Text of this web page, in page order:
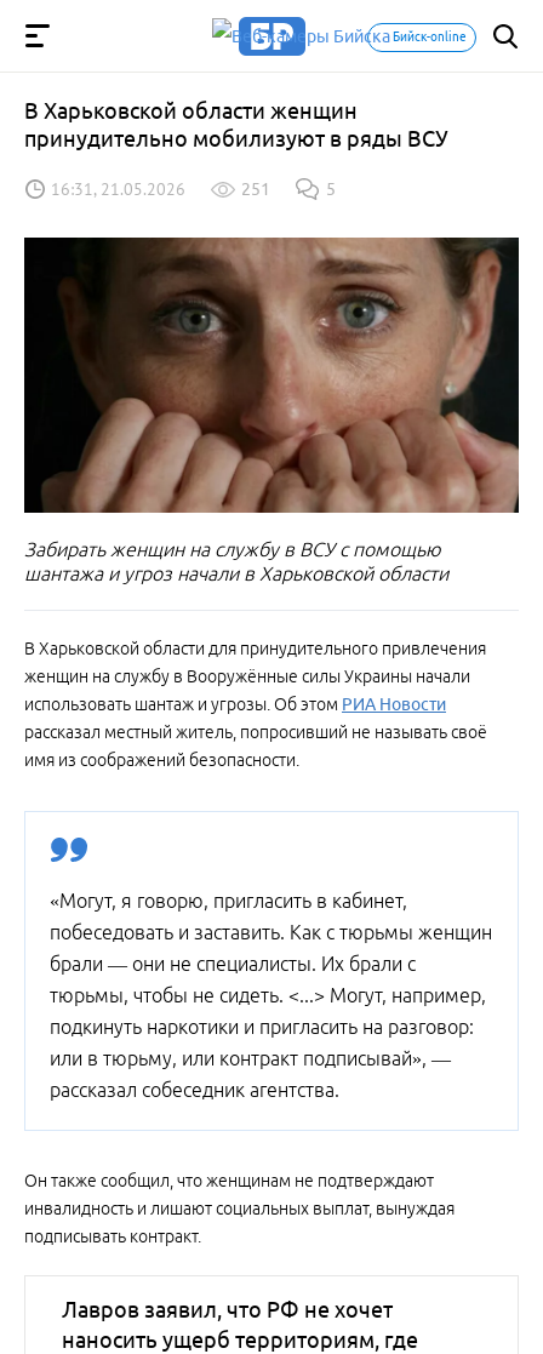
Бийск-online
В Харьковской области женщин
принудительно мобилизуют в ряды ВСУ
16:31, 21.05.2026 251 5
Забирать женщин на службу в ВСУ с помощью
шантажа и угроз начали в Харьковской области
В Харьковской области для принудительного привлечения
женщин на службу в Вооружённые силы Украины начали
использовать шантаж и угрозы. Об этом РИА Новости
рассказал местный житель, попросивший не называть своё
имя из соображений безопасности.
«Могут, я говорю, пригласить в кабинет,
побеседовать и заставить. Как с тюрьмы женщин
брали — они не специалисты. Их брали с
тюрьмы, чтобы не сидеть. <...> Могут, например,
подкинуть наркотики и пригласить на разговор:
или в тюрьму, или контракт подписывай», —
рассказал собеседник агентства.
Он также сообщил, что женщинам не подтверждают
инвалидность и лишают социальных выплат, вынуждая
подписывать контракт.
Лавров заявил, что РФ не хочет
наносить ущерб территориям, где